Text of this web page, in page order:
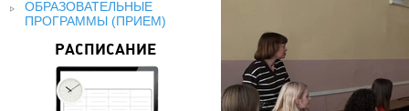
ОБРАЗОВАТЕЛЬНЫЕ
ПРОГРАММЫ (ПРИЕМ)
РАСПИСАНИЕ